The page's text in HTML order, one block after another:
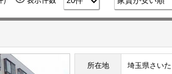
賃貸契約までの流れ よく
賃貸法律相談室
諸費用 仲介と買取の違い
カスタマーハラスメントに対する
所在地 埼玉県さい